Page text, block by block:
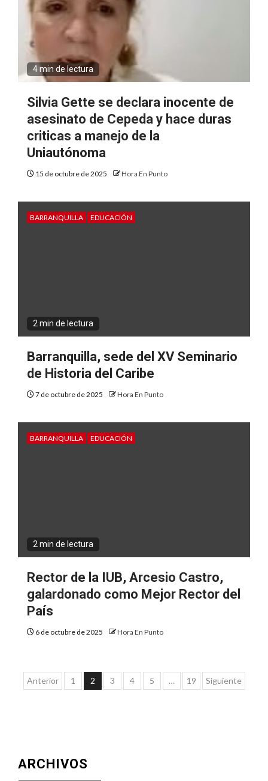
4 min de lectura
Silvia Gette se declara inocente de
asesinato de Cepeda y hace duras
criticas a manejo de la
Uniautónoma
15 de octubre de 2025 Hora En Punto
BARRANQUILLA EDUCACIÓN
2 min de lectura
Barranquilla, sede del XV Seminario
de Historia del Caribe
7 de octubre de 2025 Hora En Punto
BARRANQUILLA EDUCACIÓN
2 min de lectura
Rector de la IUB, Arcesio Castro,
galardonado como Mejor Rector del
País
6 de octubre de 2025 Hora En Punto
Paginación
Anterior 1 2 3 4 5 … 19 Siguiente
ARCHIVOS